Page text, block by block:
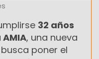
32 años
, una nueva
poner el